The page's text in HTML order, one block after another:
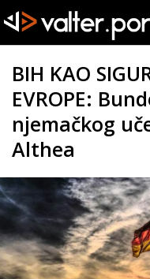
BIH KAO
EVROPE:
njemačkog
Althea